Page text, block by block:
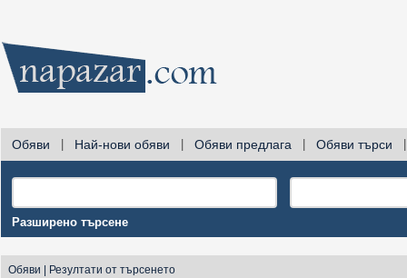
Обяви Най-нови обяви Обяви предлага Обяви търси
Разширено търсене
Обяви Резултати от търсенето